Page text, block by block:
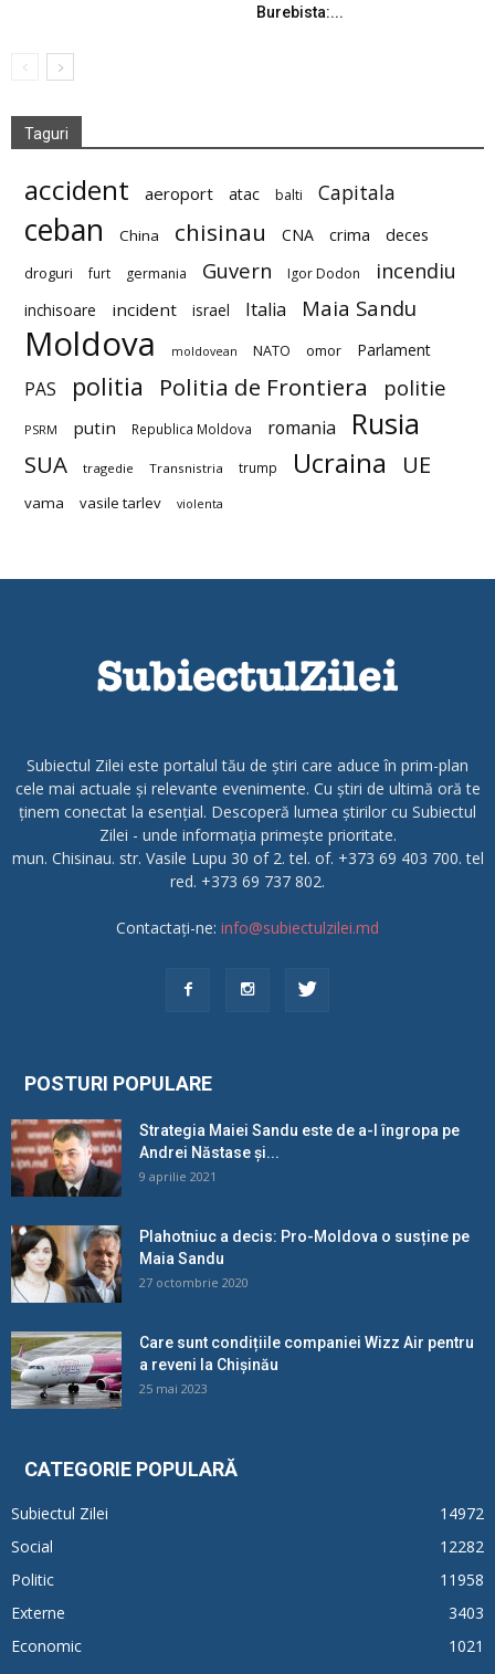
Burebista:...
Taguri
accident aeroport atac balti Capitala
ceban China chisinau CNA crima deces
droguri furt germania Guvern Igor Dodon incendiu
inchisoare incident israel Italia Maia Sandu
Moldova moldovean NATO omor Parlament
PAS politia Politia de Frontiera politie
PSRM putin Republica Moldova romania Rusia
SUA tragedie Transnistria trump Ucraina UE
vama vasile tarlev violenta
Subiectul Zilei este portalul tău de știri care aduce în prim-plan
cele mai actuale și relevante evenimente. Cu știri de ultimă oră te
ținem conectat la esențial. Descoperă lumea știrilor cu Subiectul
Zilei - unde informația primește prioritate.
mun. Chisinau. str. Vasile Lupu 30 of 2. tel. of. +373 69 403 700. tel
red. +373 69 737 802.
Contactați-ne: info@subiectulzilei.md
POSTURI POPULARE
Strategia Maiei Sandu este de a-l îngropa pe
Andrei Năstase și...
9 aprilie 2021
Plahotniuc a decis: Pro-Moldova o susține pe
Maia Sandu
27 octombrie 2020
Care sunt condițiile companiei Wizz Air pentru
a reveni la Chișinău
25 mai 2023
CATEGORIE POPULARĂ
Subiectul Zilei
14972
Social
12282
Politic
11958
Externe
3403
Economic
1021